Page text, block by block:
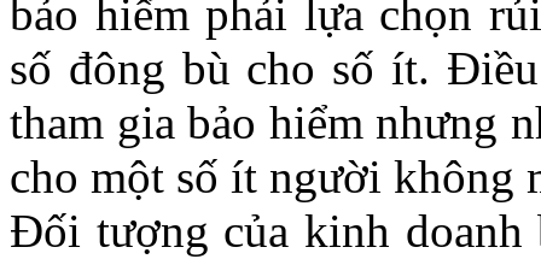
bảo hiểm phải lựa chọn
số đông bù cho số ít.
tham gia bảo hiểm nhưng
cho một số ít người không
Đối tượng của kinh